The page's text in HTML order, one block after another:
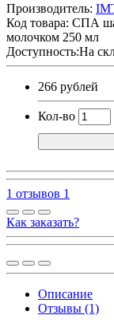
Производитель:
Код товара: СПА
молочком 250 мл
Доступность:На
266 рублей
Кол-во
1 отзывов 1
Как заказать?
Описание
Отзывы (1)